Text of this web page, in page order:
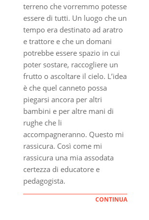
terreno che vorremmo potesse
essere di tutti. Un luogo che un
tempo era destinato ad aratro
e trattore e che un domani
potrebbe essere spazio in cui
poter sostare, raccogliere un
frutto o ascoltare il cielo. L’idea
è che quel canneto possa
piegarsi ancora per altri
bambini e per altre mani di
rughe che li
accompagneranno. Questo mi
rassicura. Così come mi
rassicura una mia assodata
certezza di educatore e
pedagogista.
CONTINUA